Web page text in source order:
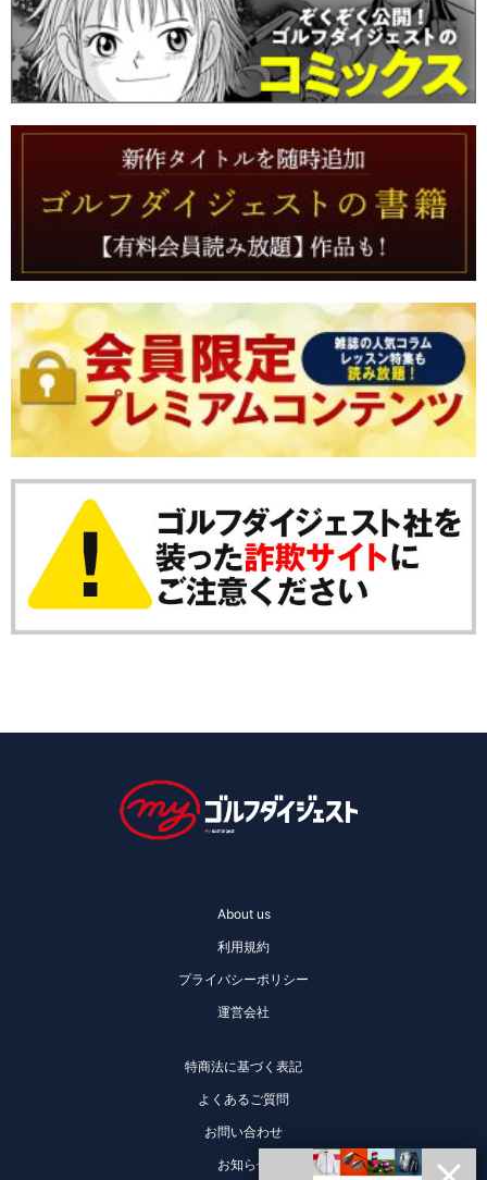
About us
利用規約
プライバシーポリシー
運営会社
特商法に基づく表記
よくあるご質問
お問い合わせ
お知らせ